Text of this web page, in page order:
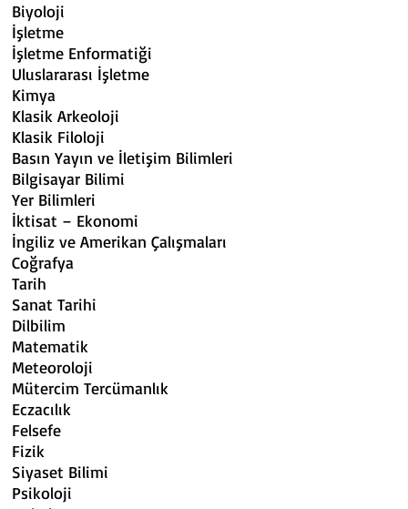
Biyoloji
İşletme Uygulamalı
İşletme Enformatiği Arap
Uluslararası İşletme
Kimya Biyolojik
Klasik Arkeoloji
Klasik Filoloji İşletme
Basın Yayın ve İletişim Bilimleri
Bilgisayar Bilimi
Yer Bilimleri Kimya ve
İktisat – Ekonomi Klasik
İngiliz ve Amerikan Çalışmaları
Coğrafya Klasik
Tarih İletişim
Sanat Tarihi Yer
Dilbilim İktisat
Matematik İngiliz Dili
Meteoroloji Çevre
Mütercim Tercümanlık
Eczacılık Genetik ve
Felsefe Alman
Fizik Tarih
Siyaset Bilimi
Psikoloji Tiyatro, Film